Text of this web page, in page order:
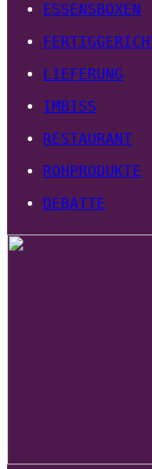
ESSENSBOXEN
LIEFERUNG
IMBISS
RESTAURANT
ROHPRODUKTE
DEBATTE